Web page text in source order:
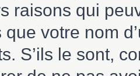
raisons qui
votre nom
S’ils le sont,